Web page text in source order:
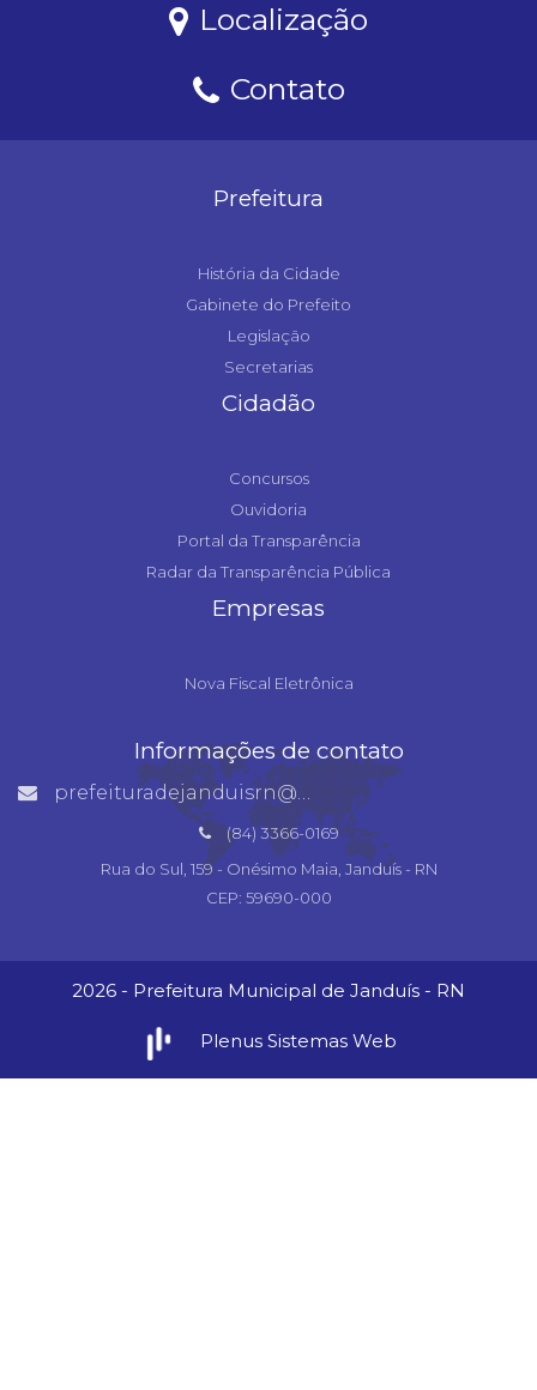
Localização
Contato
Prefeitura
História da Cidade
Gabinete do Prefeito
Legislação
Secretarias
Cidadão
Concursos
Ouvidoria
Portal da Transparência
Radar da Transparência Pública
Empresas
Nova Fiscal Eletrônica
Informações de contato
prefeituradejanduisrn@gmail.com
(84) 3366-0169
Rua do Sul, 159 - Onésimo Maia, Janduís - RN
CEP: 59690-000
2026 - Prefeitura Municipal de Janduís - RN
Plenus Sistemas Web